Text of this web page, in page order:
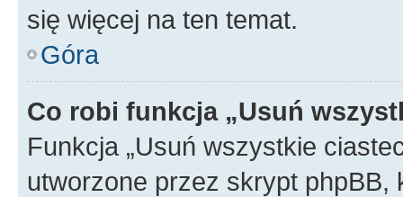
się więcej na ten temat.
Góra
Co robi funkcja „Usuń
Funkcja „Usuń wszystkie
utworzone przez skrypt